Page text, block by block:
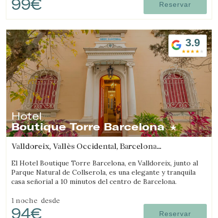
99€ Reservar
3.9
Hotel
Boutique Torre Barcelona
Valldoreix, Vallès Occidental, Barcelona
El Hotel Boutique Torre Barcelona, en Valldoreix, junto al
Parque Natural de Collserola, es una elegante y tranquila
casa señorial a 10 minutos del centro de Barcelona.
1 noche desde
94€ Reservar